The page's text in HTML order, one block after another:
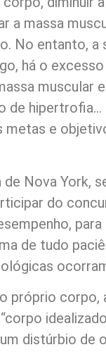
a massa
No entanto, a
há o
muscular
de
metas e
de Nova York,
do
de tudo
próprio corpo,
distúrbio de